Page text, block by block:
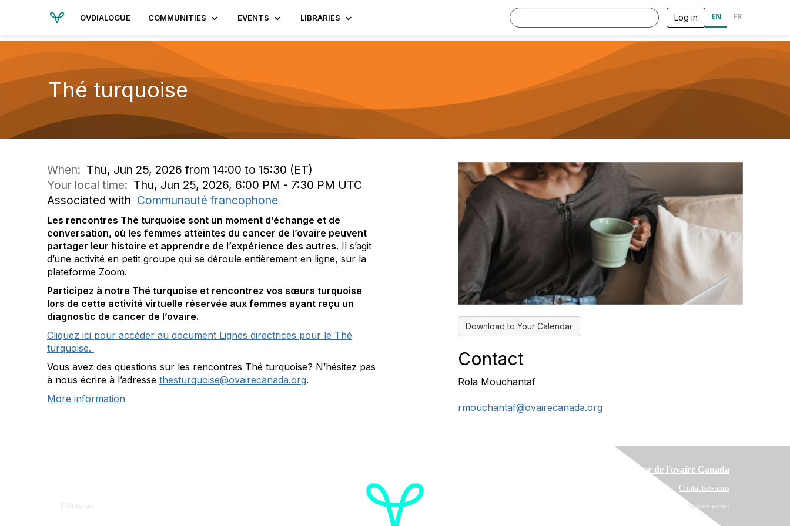
OVDIALOGUE COMMUNITIES EVENTS LIBRARIES Log in EN FR
Thé turquoise
When: Thu, Jun 25, 2026 from 14:00 to 15:30 (ET)
Your local time: Thu, Jun 25, 2026, 6:00 PM - 7:30 PM UTC
Associated with Communauté francophone
Les rencontres Thé turquoise sont un moment d’échange et de
conversation, où les femmes atteintes du cancer de l’ovaire peuvent
partager leur histoire et apprendre de l’expérience des autres. Il s’agit
d’une activité en petit groupe qui se déroule entièrement en ligne, sur la
plateforme Zoom.
Participez à notre Thé turquoise et rencontrez vos sœurs turquoise
lors de cette activité virtuelle réservée aux femmes ayant reçu un
diagnostic de cancer de l’ovaire.
Cliquez ici pour accéder au document Lignes directrices pour le Thé
turquoise.
Vous avez des questions sur les rencontres Thé turquoise? N’hésitez pas
à nous écrire à l’adresse thesturquoise@ovairecanada.org.
More information
Download to Your Calendar
Contact
Rola Mouchantaf
rmouchantaf@ovairecanada.org
Follow us:
Cancer de l'ovaire Canada
Contactez-nous
Suivez-nous: